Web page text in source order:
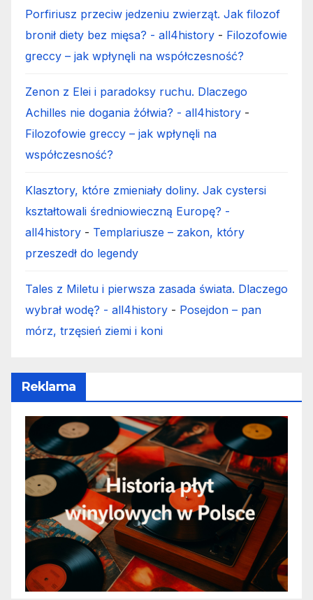
Porfiriusz przeciw jedzeniu zwierząt. Jak filozof
bronił diety bez mięsa? - all4history - Filozofowie
greccy – jak wpłynęli na współczesność?
Zenon z Elei i paradoksy ruchu. Dlaczego
Achilles nie dogania żółwia? - all4history -
Filozofowie greccy – jak wpłynęli na
współczesność?
Klasztory, które zmieniały doliny. Jak cystersi
kształtowali średniowieczną Europę? -
all4history - Templariusze – zakon, który
przeszedł do legendy
Tales z Miletu i pierwsza zasada świata. Dlaczego
wybrał wodę? - all4history - Posejdon – pan
mórz, trzęsień ziemi i koni
Reklama